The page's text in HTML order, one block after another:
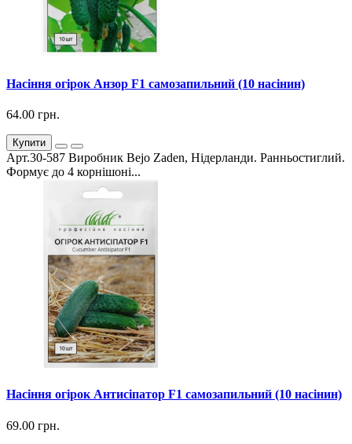
Насіння огірок Анзор F1 самозапильний (10 насінин)
64.00 грн.
Купити
Арт.30-587 Виробник Bejo Zaden, Нідерланди. Ранньостиглий.
Формує до 4 корнішоні...
Насіння огірок Антисіпатор F1 самозапильний (10 насінин)
69.00 грн.